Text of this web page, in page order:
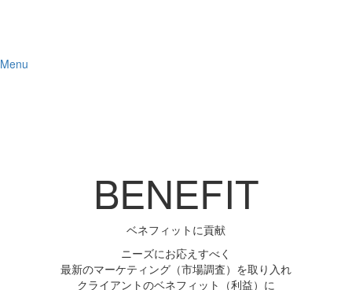
Menu
BENEFIT
ベネフィットに貢献
ニーズにお応えすべく
最新のマーケティング（市場調査）を取り入れ
クライアントのベネフィット（利益）に